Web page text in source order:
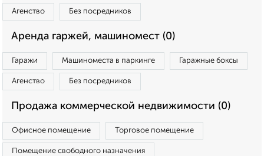
Агенство Без посредников
Аренда гаржей, машиномест (0)
Гаражи Машиноместа в паркинге Гаражные боксы
Агенство Без посредников
Продажа коммерческой недвижимости (0)
Офисное помещение Торговое помещение
Помещение свободного назначения